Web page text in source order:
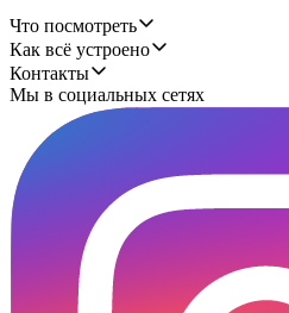
Что посмотреть
Как всё устроено
Контакты
Мы в социальных сетях